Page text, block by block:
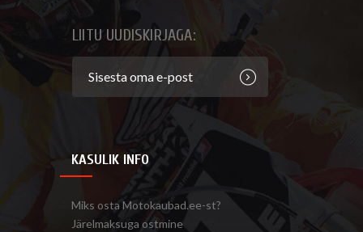
LIITU UUDISKIRJAGA:
KASULIK INFO
Miks osta Motokaubad.ee-st?
Järelmaksuga ostmine